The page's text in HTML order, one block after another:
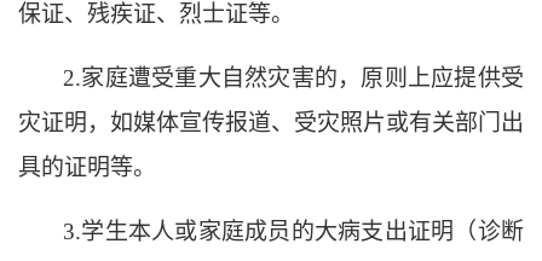
保证、残疾证、烈士证等。
2.家庭遭受重大自然灾害的，原则上应提供受
灾证明，如媒体宣传报道、受灾照片或有关部门出
具的证明等。
3.学生本人或家庭成员的大病支出证明（诊断